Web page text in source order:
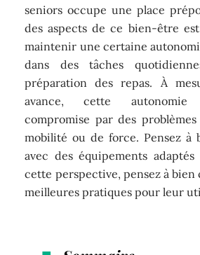
seniors occupe une place
des aspects de ce bien-être
maintenir une certaine
dans des tâches
préparation des repas. À
avance, cette
compromise par des
mobilité ou de force. Pensez à
avec des équipements
cette perspective, pensez à bien
meilleures pratiques pour leur